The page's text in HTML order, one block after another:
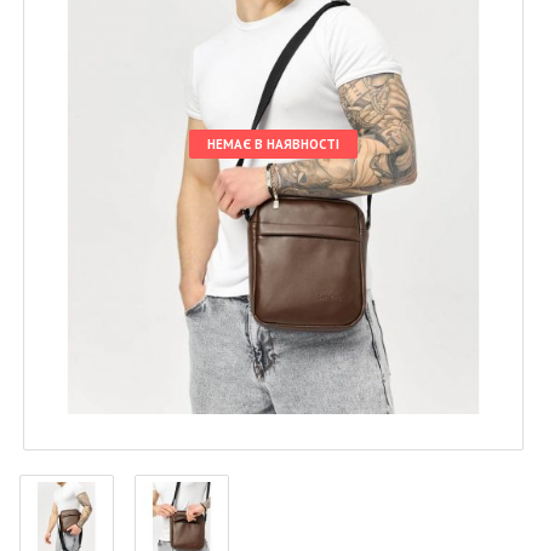
НЕМАЄ В НАЯВНОСТІ